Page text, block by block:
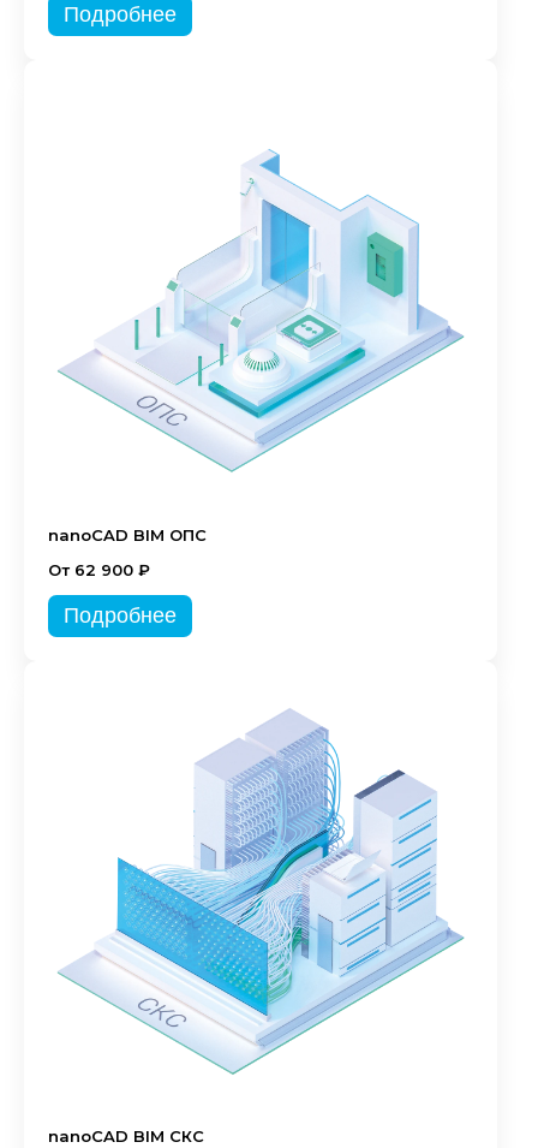
Подробнее
nanoCAD BIM ОПС
От 62 900 ₽
Подробнее
nanoCAD BIM СКС